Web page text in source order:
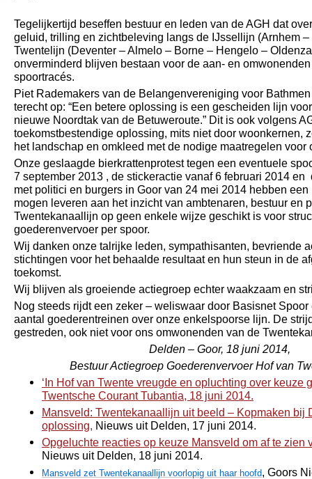
Tegelijkertijd beseffen bestuur en leden van de AGH dat
geluid, trilling en zichtbeleving langs de IJssellijn (Arnhem
Twentelijn (Deventer – Almelo – Borne – Hengelo –
onverminderd blijven bestaan voor de aan- en
spoortracés.
Piet Rademakers van de Belangenvereniging voor
terecht op: “Een betere oplossing is een gescheiden lijn
nieuwe Noordtak van de Betuweroute.” Dit is ook volgens
toekomstbestendige oplossing, mits niet door woonkernen,
het landschap en omkleed met de nodige maatregelen voor
Onze geslaagde bierkrattenprotest tegen een eventuele
7 september 2013 , de stickeractie vanaf 6 februari 2014
met politici en burgers in Goor van 24 mei 2014 hebben
mogen leveren aan het inzicht van ambtenaren, bestuur en
Twentekanaallijn op geen enkele wijze geschikt is voor
goederenvervoer per spoor.
Wij danken onze talrijke leden, sympathisanten, bevriende
stichtingen voor het behaalde resultaat en hun steun in de
toekomst.
Wij blijven als groeiende actiegroep echter waakzaam en
Nog steeds rijdt een zeker – weliswaar door Basisnet
aantal goederentreinen over onze enkelspoorse lijn. De
gestreden, ook niet voor ons omwonenden van de
Delden – Goor, 18 juni 2014,
Bestuur Actiegroep Goederenvervoer Hof van
‘In Hof van Twente vreugde en opluchting over keuze
Twentsche Courant Tubantia, 18 juni 2014.
Mansveld: Twentekanaallijn uit beeld – Kopmaken bij
oplossing, Nieuws uit Delden, 17 juni 2014.
Opgeluchte reacties op keuze Mansveld om af te zien
Nieuws uit Delden, 18 juni 2014.
Mansveld zet Twentekanaallijn voorlopig uit haar hoofd, Goors